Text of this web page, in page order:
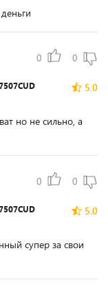
0 0
5.0
но не сильно, а
0 0
5.0
супер за свои